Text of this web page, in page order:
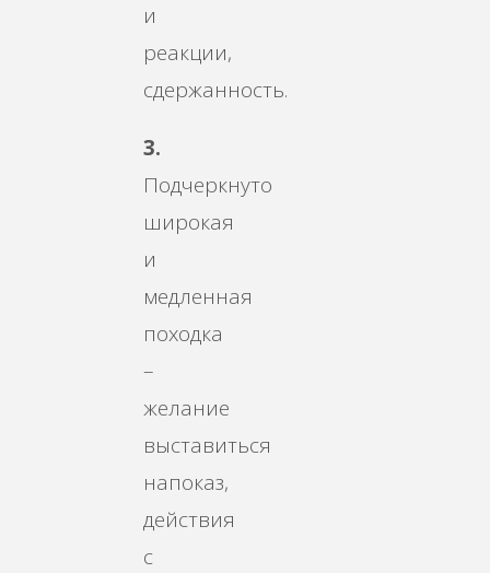
и
реакции,
сдержанность.
3.
Подчеркнуто
широкая
и
медленная
походка
–
желание
выставиться
напоказ,
действия
с